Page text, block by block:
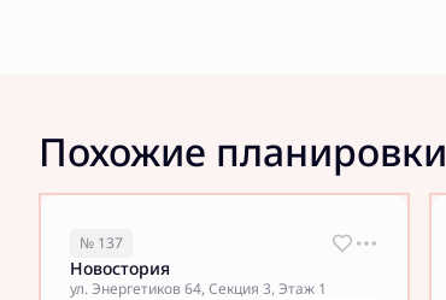
Похожие планировки
№ 137
Новостория
ул. Энергетиков 64, Секция 3, Этаж 1